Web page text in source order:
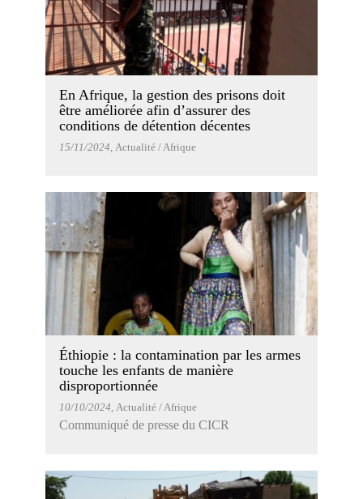
En Afrique, la gestion des prisons doit
être améliorée afin d’assurer des
conditions de détention décentes
15/11/2024, Actualité / Afrique
Éthiopie : la contamination par les armes
touche les enfants de manière
disproportionnée
10/10/2024, Actualité / Afrique
Communiqué de presse du CICR